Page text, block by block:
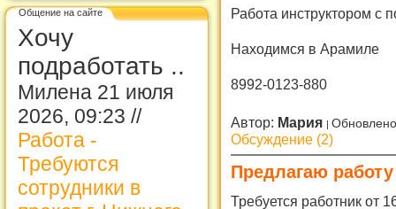
Общение на сайте
Хочу
подработать ..
Милена 21 июля
2026, 09:23 //
Работа -
Требуются
сотрудники в
Работа инструктором с
Находимся в Арамиле
8992-0123-880
Автор: Мария
Обсуждение (2)
Предлагаю
Требуется работник от